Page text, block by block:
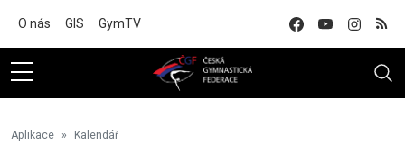
O nás GIS GymTV
Aplikace Kalendář